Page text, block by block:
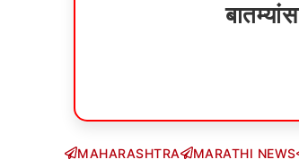
MAHARASHTRA MARATHI NEWS